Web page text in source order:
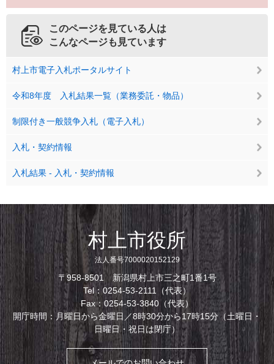
このページを見ている人は
こんなページも見ています
村上市電子入札ポータルサイト
令和8年度 入札結果一覧（業務委託・物品）
制限付き一般競争入札（電子入札）
入札・契約情報
入札結果 - 入札・契約情報
村上市役所
法人番号7000020152129
〒958-8501 新潟県村上市三之町1番1号
Tel：0254-53-2111（代表）
Fax：0254-53-3840（代表）
開庁時間：月曜日から金曜日／8時30分から17時15分（土曜日・
日曜日・祝日は閉庁）